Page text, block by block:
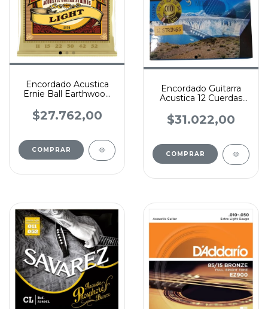
Encordado Acustica
Ernie Ball Earthwood
$27.762,00
COMPRAR
Encordado Guitarra
Acustica 12 Cuerdas
48
$31.022,00